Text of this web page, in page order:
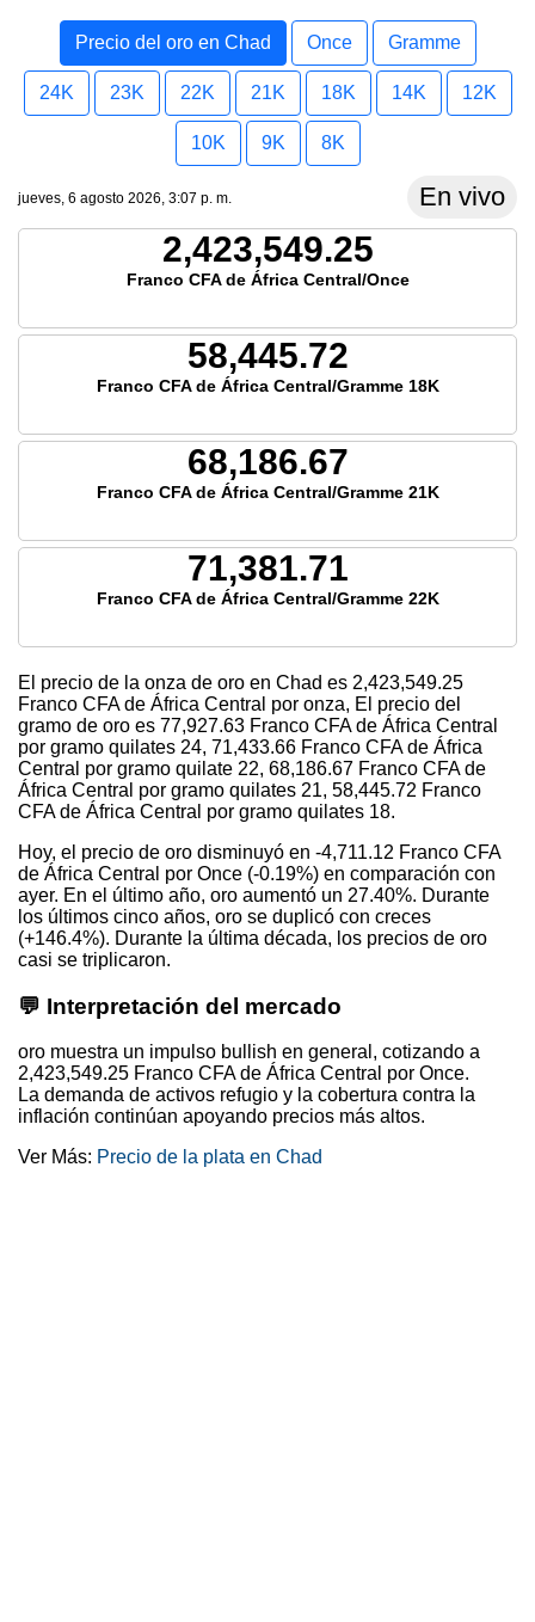
Precio del oro en Chad Once Gramme
24K 23K 22K 21K 18K 14K 12K
10K 9K 8K
jueves, 6 agosto 2026, 3:07 p. m. En vivo
2,423,549.25
Franco CFA de África Central/Once
58,445.72
Franco CFA de África Central/Gramme 18K
68,186.67
Franco CFA de África Central/Gramme 21K
71,381.71
Franco CFA de África Central/Gramme 22K
El precio de la onza de oro en Chad es 2,423,549.25
Franco CFA de África Central por onza, El precio del
gramo de oro es 77,927.63 Franco CFA de África Central
por gramo quilates 24, 71,433.66 Franco CFA de África
Central por gramo quilate 22, 68,186.67 Franco CFA de
África Central por gramo quilates 21, 58,445.72 Franco
CFA de África Central por gramo quilates 18.
Hoy, el precio de oro disminuyó en -4,711.12 Franco CFA
de África Central por Once (-0.19%) en comparación con
ayer. En el último año, oro aumentó un 27.40%. Durante
los últimos cinco años, oro se duplicó con creces
(+146.4%). Durante la última década, los precios de oro
casi se triplicaron.
💬 Interpretación del mercado
oro muestra un impulso bullish en general, cotizando a
2,423,549.25 Franco CFA de África Central por Once.
La demanda de activos refugio y la cobertura contra la
inflación continúan apoyando precios más altos.
Ver Más: Precio de la plata en Chad